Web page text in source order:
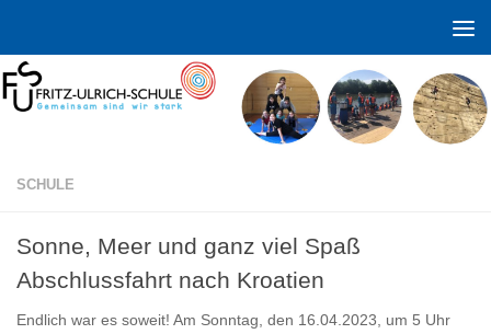
SCHULE
Sonne, Meer und ganz viel Spaß
Abschlussfahrt nach Kroatien
Endlich war es soweit! Am Sonntag, den 16.04.2023, um 5 Uhr